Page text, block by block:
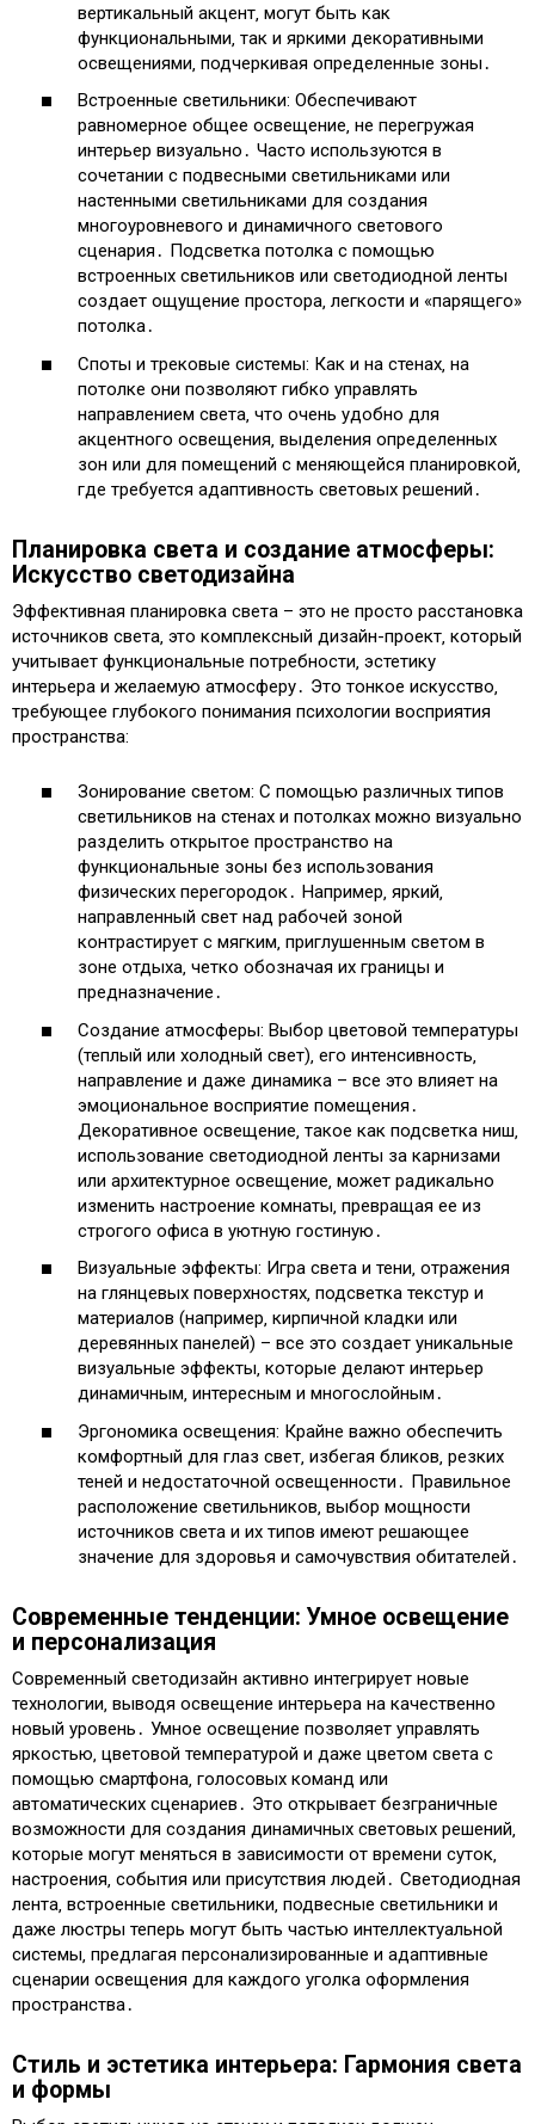
вертикальный акцент‚ могут быть как
функциональными‚ так и яркими декоративными
освещениями‚ подчеркивая определенные зоны․
Встроенные светильники: Обеспечивают
равномерное общее освещение‚ не перегружая
интерьер визуально․ Часто используются в
сочетании с подвесными светильниками или
настенными светильниками для создания
многоуровневого и динамичного светового
сценария․ Подсветка потолка с помощью
встроенных светильников или светодиодной ленты
создает ощущение простора‚ легкости и «парящего»
потолка․
Споты и трековые системы: Как и на стенах‚ на
потолке они позволяют гибко управлять
направлением света‚ что очень удобно для
акцентного освещения‚ выделения определенных
зон или для помещений с меняющейся планировкой‚
где требуется адаптивность световых решений․
Планировка света и создание атмосферы:
Искусство светодизайна
Эффективная планировка света – это не просто расстановка
источников света‚ это комплексный дизайн-проект‚ который
учитывает функциональные потребности‚ эстетику
интерьера и желаемую атмосферу․ Это тонкое искусство‚
требующее глубокого понимания психологии восприятия
пространства:
Зонирование светом: С помощью различных типов
светильников на стенах и потолках можно визуально
разделить открытое пространство на
функциональные зоны без использования
физических перегородок․ Например‚ яркий‚
направленный свет над рабочей зоной
контрастирует с мягким‚ приглушенным светом в
зоне отдыха‚ четко обозначая их границы и
предназначение․
Создание атмосферы: Выбор цветовой температуры
(теплый или холодный свет)‚ его интенсивность‚
направление и даже динамика – все это влияет на
эмоциональное восприятие помещения․
Декоративное освещение‚ такое как подсветка ниш‚
использование светодиодной ленты за карнизами
или архитектурное освещение‚ может радикально
изменить настроение комнаты‚ превращая ее из
строгого офиса в уютную гостиную․
Визуальные эффекты: Игра света и тени‚ отражения
на глянцевых поверхностях‚ подсветка текстур и
материалов (например‚ кирпичной кладки или
деревянных панелей) – все это создает уникальные
визуальные эффекты‚ которые делают интерьер
динамичным‚ интересным и многослойным․
Эргономика освещения: Крайне важно обеспечить
комфортный для глаз свет‚ избегая бликов‚ резких
теней и недостаточной освещенности․ Правильное
расположение светильников‚ выбор мощности
источников света и их типов имеют решающее
значение для здоровья и самочувствия обитателей․
Современные тенденции: Умное освещение
и персонализация
Современный светодизайн активно интегрирует новые
технологии‚ выводя освещение интерьера на качественно
новый уровень․ Умное освещение позволяет управлять
яркостью‚ цветовой температурой и даже цветом света с
помощью смартфона‚ голосовых команд или
автоматических сценариев․ Это открывает безграничные
возможности для создания динамичных световых решений‚
которые могут меняться в зависимости от времени суток‚
настроения‚ события или присутствия людей․ Светодиодная
лента‚ встроенные светильники‚ подвесные светильники и
даже люстры теперь могут быть частью интеллектуальной
системы‚ предлагая персонализированные и адаптивные
сценарии освещения для каждого уголка оформления
пространства․
Стиль и эстетика интерьера: Гармония света
и формы